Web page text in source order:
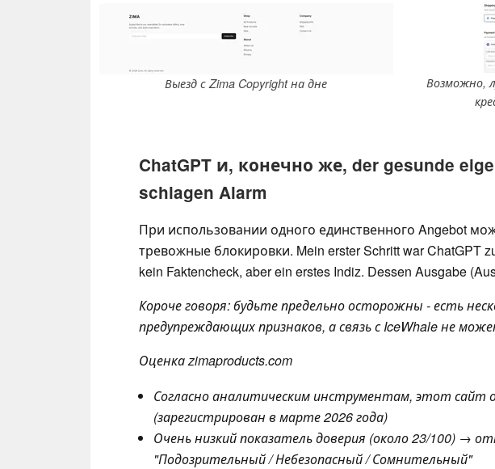
Выезд с Zima Copyright на дне
Возможно,
ChatGPT и, конечно же, der gesunde
schlagen Alarm
При использовании одного единственного Angebot
тревожные блокировки. Mein erster Schritt war ChatGPT
kein Faktencheck, aber ein erstes Indiz. Dessen Ausgabe
Короче говоря: будьте предельно осторожны - есть
предупреждающих признаков, а связь с IceWhale не
Оценка zimaproducts.com
Согласно аналитическим инструментам, этот сайт
(зарегистрирован в марте 2026 года)
Очень низкий показатель доверия (около 23/100) →
"Подозрительный / Небезопасный / Сомнительный"